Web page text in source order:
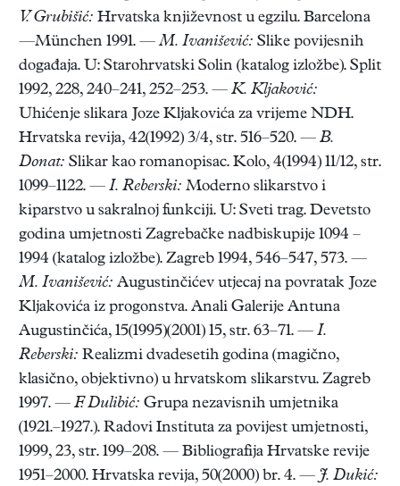
V. Grubišić: Hrvatska književnost u egzilu. Barcelona
—München 1991. —M. Ivanišević: Slike povijesnih
događaja. U: Starohrvatski Solin (katalog izložbe). Split
1992, 228, 240–241, 252–253. — K. Kljaković:
Uhićenje slikara Joze Kljakovića za vrijeme NDH.
Hrvatska revija, 42(1992) 3/4, str. 516–520. — B.
Donat: Slikar kao romanopisac. Kolo, 4(1994) 11/12, str.
1099–1122. — I. Reberski: Moderno slikarstvo i
kiparstvo u sakralnoj funkciji. U: Sveti trag. Devetsto
godina umjetnosti Zagrebačke nadbiskupije 1094 –
1994 (katalog izložbe). Zagreb 1994, 546–547, 573. —
M. Ivanišević: Augustinčićev utjecaj na povratak Joze
Kljakovića iz progonstva. Anali Galerije Antuna
Augustinčića, 15(1995)(2001) 15, str. 63–71. — I.
Reberski: Realizmi dvadesetih godina (magično,
klasično, objektivno) u hrvatskom slikarstvu. Zagreb
1997. — F. Dulibić: Grupa nezavisnih umjetnika
(1921.–1927.). Radovi Instituta za povijest umjetnosti,
1999, 23, str. 199–208. — Bibliografija Hrvatske revije
1951–2000. Hrvatska revija, 50(2000) br. 4. — J. Dukić: